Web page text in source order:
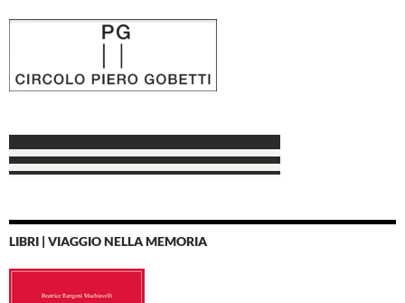
LIBRI | VIAGGIO NELLA MEMORIA